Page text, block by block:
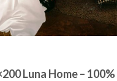
Luna Home – 100%